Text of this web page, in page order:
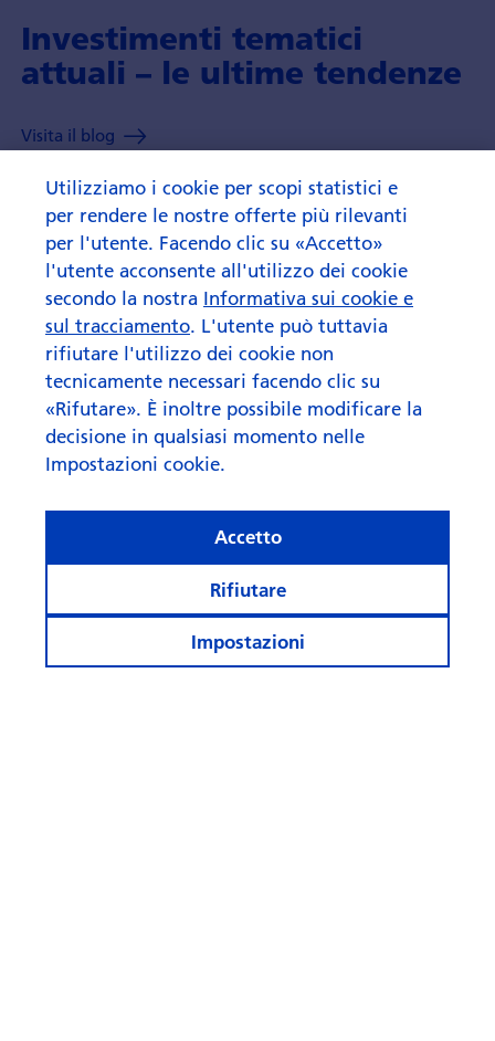
Investimenti tematici
attuali – le ultime tendenze
Visita il blog
Utilizziamo i cookie per scopi statistici e
per rendere le nostre offerte più rilevanti
per l'utente. Facendo clic su «Accetto»
l'utente acconsente all'utilizzo dei cookie
secondo la nostra Informativa sui cookie e
sul tracciamento. L'utente può tuttavia
rifiutare l'utilizzo dei cookie non
tecnicamente necessari facendo clic su
«Rifutare». È inoltre possibile modificare la
decisione in qualsiasi momento nelle
Impostazioni cookie.
Impostazioni
Rifiutare
Accetto